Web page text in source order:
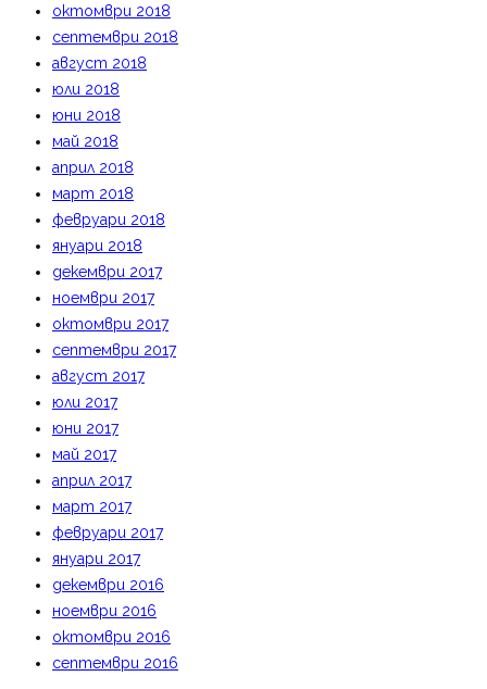
октомври 2018
септември 2018
август 2018
юли 2018
юни 2018
май 2018
април 2018
март 2018
февруари 2018
януари 2018
декември 2017
ноември 2017
октомври 2017
септември 2017
август 2017
юли 2017
юни 2017
май 2017
април 2017
март 2017
февруари 2017
януари 2017
декември 2016
ноември 2016
октомври 2016
септември 2016